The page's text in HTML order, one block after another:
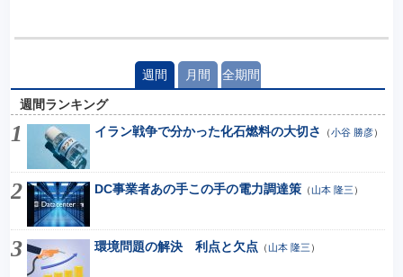
週間 月間 全期間
週間ランキング
イラン戦争で分かった化石燃料の大切さ
（小谷 勝彦）
DC事業者あの手この手の電力調達策（山本 隆三 ）
環境問題の解決 利点と欠点 （山本 隆三 ）